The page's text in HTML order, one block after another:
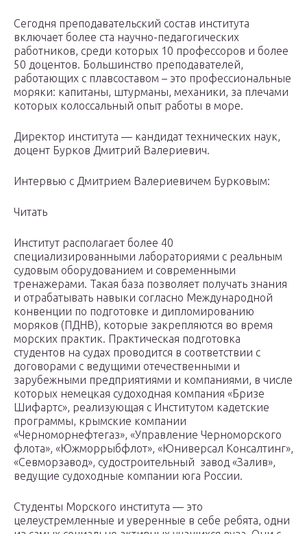
Сегодня преподавательский состав института
включает более ста научно-педагогических
работников, среди которых 10 профессоров и более
50 доцентов. Большинство преподавателей,
работающих с плавсоставом – это профессиональные
моряки: капитаны, штурманы, механики, за плечами
которых колоссальный опыт работы в море.
Директор института — кандидат технических наук,
доцент Бурков Дмитрий Валериевич.
Интервью с Дмитрием Валериевичем Бурковым:
Читать
Институт располагает более 40
специализированными лабораториями с реальным
судовым оборудованием и современными
тренажерами. Такая база позволяет получать знания
и отрабатывать навыки согласно Международной
конвенции по подготовке и дипломированию
моряков (ПДНВ), которые закрепляются во время
морских практик. Практическая подготовка
студентов на судах проводится в соответствии с
договорами с ведущими отечественными и
зарубежными предприятиями и компаниями, в числе
которых немецкая судоходная компания «Бризе
Шифартс», реализующая с Институтом кадетские
программы, крымские компании
«Черноморнефтегаз», «Управление Черноморского
флота», «Южморрыбфлот», «Юниверсал Консалтинг»,
«Севморзавод», судостроительный завод «Залив»,
ведущие судоходные компании юга России.
Студенты Морского института — это
целеустремленные и уверенные в себе ребята, одни